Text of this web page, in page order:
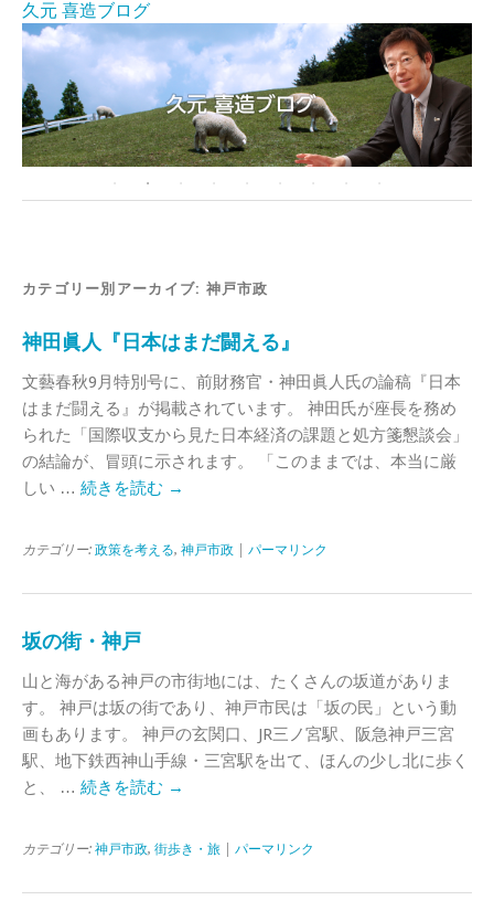
久元 喜造ブログ
カテゴリー別アーカイブ: 神戸市政
神田眞人『日本はまだ闘える』
文藝春秋9月特別号に、前財務官・神田眞人氏の論稿『日本
はまだ闘える』が掲載されています。 神田氏が座長を務め
られた「国際収支から見た日本経済の課題と処方箋懇談会」
の結論が、冒頭に示されます。 「このままでは、本当に厳
しい … 続きを読む →
カテゴリー: 政策を考える, 神戸市政 パーマリンク
坂の街・神戸
山と海がある神戸の市街地には、たくさんの坂道がありま
す。 神戸は坂の街であり、神戸市民は「坂の民」という動
画もあります。 神戸の玄関口、JR三ノ宮駅、阪急神戸三宮
駅、地下鉄西神山手線・三宮駅を出て、ほんの少し北に歩く
と、 … 続きを読む →
カテゴリー: 神戸市政, 街歩き・旅 パーマリンク